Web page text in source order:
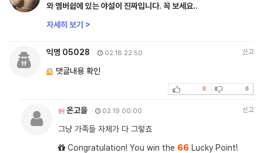
와 멤버쉽에 있는 야설이 진짜입니다. 꼭 보세요..
자세히 보기 >
익명 05028 02.18 22:50 신고
댓글내용 확인
0 0
온고을 02.19 00:00 신고
그냥 가족들 자체가 다 그렇죠
Congratulation! You win the 66 Lucky Point!